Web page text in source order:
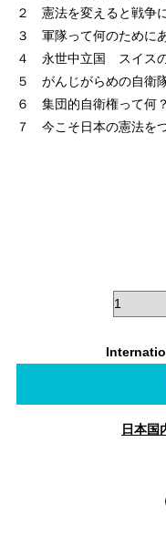
２ 憲法を変えると戦争
３ 軍隊って何のために
４ 永世中立国 スイス
５ がんじがらめの自衛
６ 集団的自衛権って何？
７ 今こそ日本の憲法を
日本国